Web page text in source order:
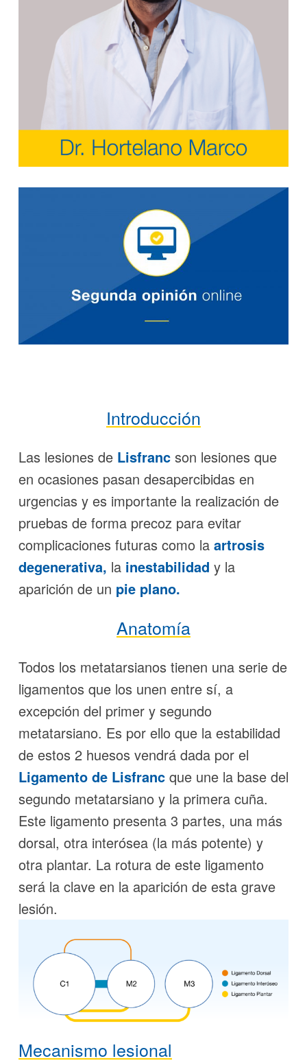
Introducción
Las lesiones de Lisfranc son lesiones que
en ocasiones pasan desapercibidas en
urgencias y es importante la realización de
pruebas de forma precoz para evitar
complicaciones futuras como la artrosis
degenerativa, la inestabilidad y la
aparición de un pie plano.
Anatomía
Todos los metatarsianos tienen una serie de
ligamentos que los unen entre sí, a
excepción del primer y segundo
metatarsiano. Es por ello que la estabilidad
de estos 2 huesos vendrá dada por el
Ligamento de Lisfranc que une la base del
segundo metatarsiano y la primera cuña.
Este ligamento presenta 3 partes, una más
dorsal, otra interósea (la más potente) y
otra plantar. La rotura de este ligamento
será la clave en la aparición de esta grave
lesión.
Mecanismo lesional